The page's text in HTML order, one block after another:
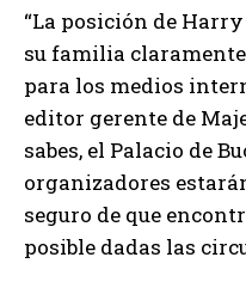
“La posición de
su familia
para los medios
editor gerente de
sabes, el Palacio de
organizadores
seguro de que
posible dadas las